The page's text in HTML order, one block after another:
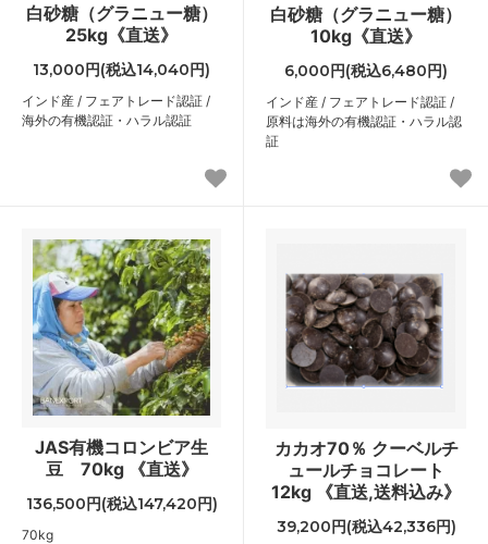
白砂糖（グラニュー糖）
25kg《直送》
13,000円(税込14,040円)
インド産 / フェアトレード認証 /
海外の有機認証・ハラル認証
白砂糖（グラニュー糖）
10kg《直送》
6,000円(税込6,480円)
インド産 / フェアトレード認証 /
原料は海外の有機認証・ハラル認
証
JAS有機コロンビア生
豆 70kg 《直送》
136,500円(税込147,420円)
70kg
カカオ70％ クーベルチ
ュールチョコレート
12kg 《直送,送料込み》
39,200円(税込42,336円)